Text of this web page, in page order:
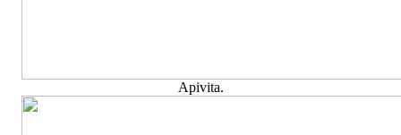
Apivita.